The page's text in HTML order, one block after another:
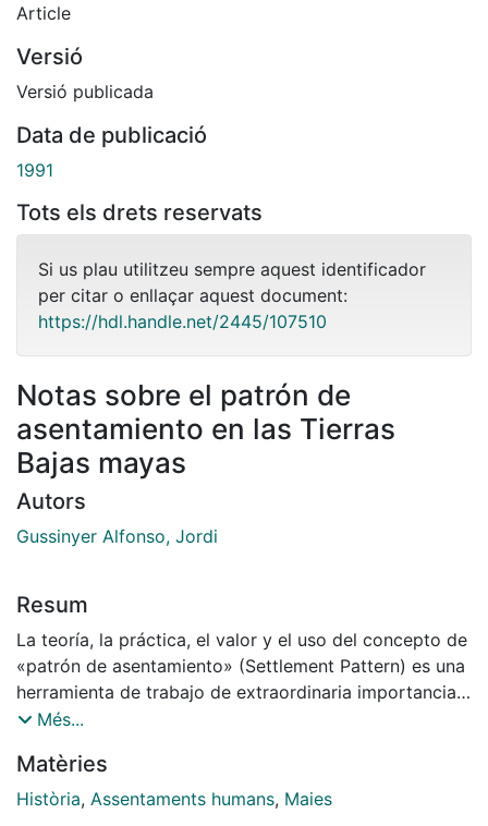
Article
Versió
Versió publicada
Data de publicació
1991
Tots els drets reservats
Si us plau utilitzeu sempre aquest identificador
per citar o enllaçar aquest document:
https://hdl.handle.net/2445/107510
Notas sobre el patrón de
asentamiento en las Tierras
Bajas mayas
Autors
Gussinyer Alfonso, Jordi
Resum
La teoría, la práctica, el valor y el uso del concepto de
«patrón de asentamiento» (Settlement Pattern) es una
herramienta de trabajo de extraordinaria importancia y
complejidad para la investigación antropológica
podrá observarse, a pesar de que su utilización como
tal, sea relativamente reciente en la arqueología. Si
Més...
Matèries
Història, Assentaments humans, Maies